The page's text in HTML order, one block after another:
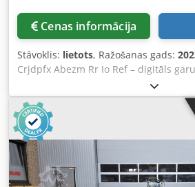
Cenas informācija
Stāvoklis: lietots, Ražošanas gads:
Crjdpfx Abezm Rr Io Ref – digitāls
digitāls leņķa indikators – rullīšu